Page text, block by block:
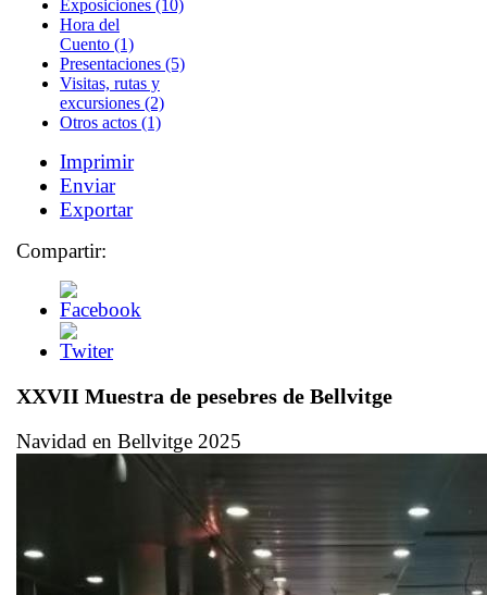
Exposiciones (10)
Hora del
Cuento (1)
Presentaciones (5)
Visitas, rutas y
excursiones (2)
Otros actos (1)
Imprimir
Enviar
Exportar
Compartir:
XXVII Muestra de pesebres de Bellvitge
Navidad en Bellvitge 2025